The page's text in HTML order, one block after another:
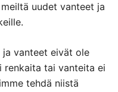
uudet vanteet ja
vanteet eivät ole
renkaita tai vanteita ei
tehdä niistä